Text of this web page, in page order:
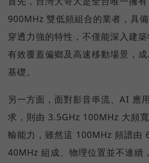
900MHz 雙低頻組合的業者，具備
穿透力強的特性，不僅能深入建
有效覆蓋偏鄉及高速移動場景，
基礎。
另一方面，面對影音串流、AI 應
求，則由 3.5GHz 100MHz 大頻
輸能力，雖然這 100MHz 頻譜由
40MHz 組成、物理位置並不連續